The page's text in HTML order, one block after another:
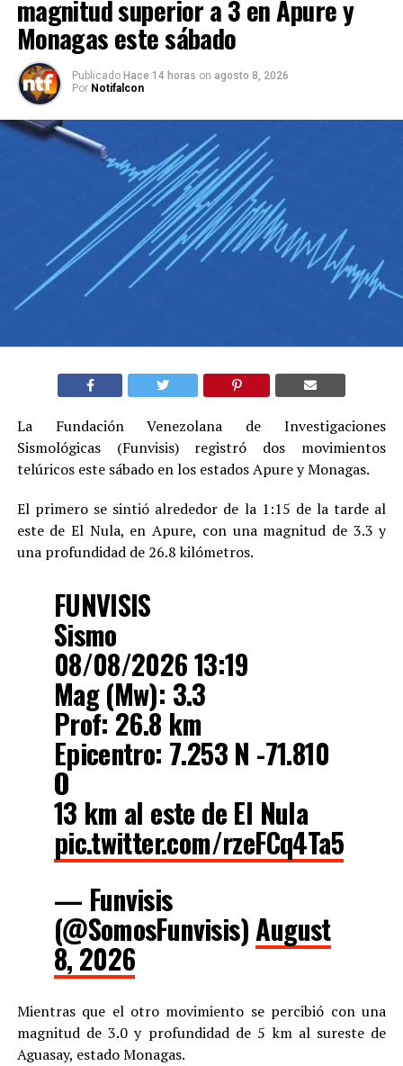
magnitud superior a 3 en Apure y
Monagas este sábado
Publicado Hace 14 horas on agosto 8, 2026
Por Notifalcon
La Fundación Venezolana de Investigaciones
Sismológicas (Funvisis) registró dos movimientos
telúricos este sábado en los estados Apure y Monagas.
El primero se sintió alrededor de la 1:15 de la tarde al
este de El Nula, en Apure, con una magnitud de 3.3 y
una profundidad de 26.8 kilómetros.
FUNVISIS
Sismo
08/08/2026 13:19
Mag (Mw): 3.3
Prof: 26.8 km
Epicentro: 7.253 N -71.810
O
13 km al este de El Nula
pic.twitter.com/rzeFCq4Ta5
— Funvisis
(@SomosFunvisis)August
8, 2026
Mientras que el otro movimiento se percibió con una
magnitud de 3.0 y profundidad de 5 km al sureste de
Aguasay, estado Monagas.